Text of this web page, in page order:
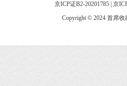
京ICP证B2-20201785 京
Copyright © 2024 首席收